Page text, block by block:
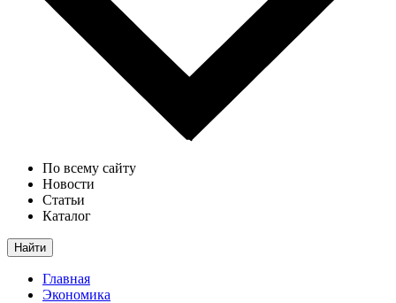
По всему сайту
Новости
Статьи
Каталог
Найти
Главная
Экономика